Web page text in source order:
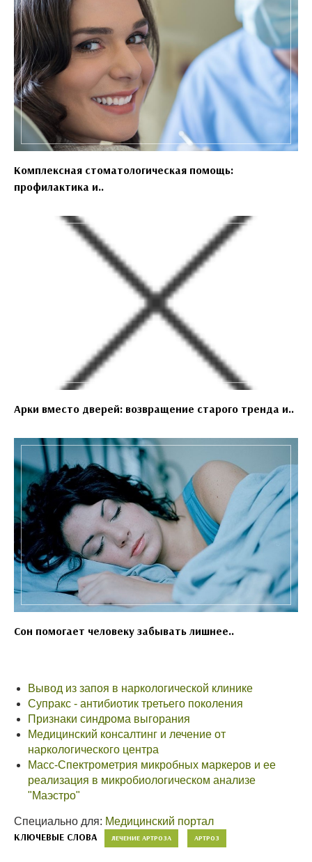
Комплексная стоматологическая помощь:
профилактика и..
Арки вместо дверей: возвращение старого тренда и..
Сон помогает человеку забывать лишнее..
Вывод из запоя в наркологической клинике
Супракс - антибиотик третьего поколения
Признаки синдрома выгорания
Медицинский консалтинг и лечение от
наркологического центра
Масс-Спектрометрия микробных маркеров и ее
реализация в микробиологическом анализе
"Маэстро"
Специально для: Медицинский портал
КЛЮЧЕВЫЕ СЛОВА ЛЕЧЕНИЕ АРТРОЗА АРТРОЗ